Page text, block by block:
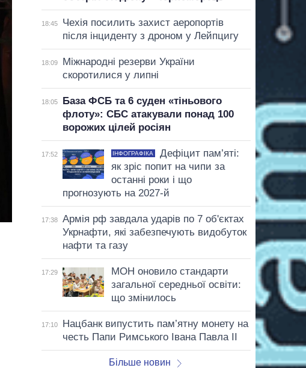
18:45
Чехія посилить захист аеропортів
після інциденту з дроном у Лейпцигу
18:09
Міжнародні резерви України
скоротилися у липні
18:05
База ФСБ та 6 суден «тіньового
флоту»: СБС атакували понад 100
ворожих цілей росіян
17:52 ІНФОГРАФІКА
Дефіцит пам’яті:
як зріс попит на чипи за
останні роки і що
прогнозують на 2027-й
17:38
Армія рф завдала ударів по 7 об'єктах
Укрнафти, які забезпечують видобуток
нафти та газу
17:29
МОН оновило стандарти
загальної середньої освіти:
що змінилось
17:10
Нацбанк випустить пам’ятну монету на
честь Папи Римського Івана Павла II
Більше новин